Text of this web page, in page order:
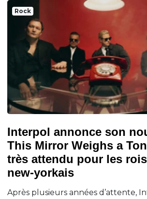
Rock
Interpol annonce son
This Mirror Weighs a
très attendu pour les
new-yorkais
Après plusieurs années d’attente,